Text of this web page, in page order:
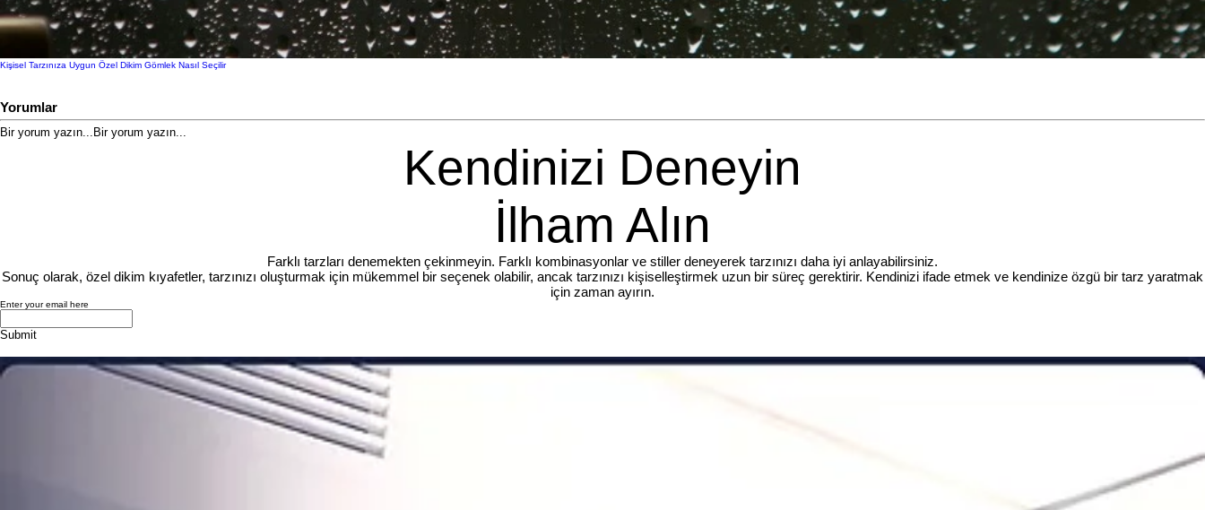
Kişisel Tarzınıza Uygun Özel Dikim Gömlek Nasıl Seçilir
Yorumlar
Bir yorum yazın... Bir yorum yazın...
Kendinizi Deneyin
İlham Alın
Farklı tarzları denemekten çekinmeyin. Farklı kombinasyonlar ve stiller deneyerek tarzınızı daha iyi anlayabilirsiniz.
Sonuç olarak, özel dikim kıyafetler, tarzınızı oluşturmak için mükemmel bir seçenek olabilir, ancak tarzınızı kişiselleştirmek uzun bir süreç gerektirir. Kendinizi ifade etmek ve kendinize özgü bir tarz yaratmak
için zaman ayırın.
Enter your email here
Submit